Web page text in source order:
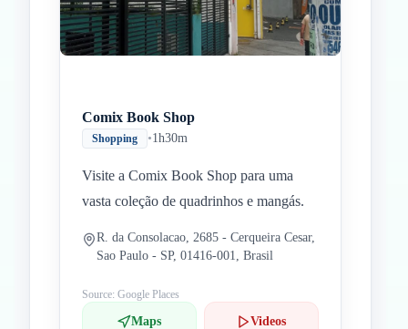
Comix Book Shop
Shopping •1h30m
Visite a Comix Book Shop para uma
vasta coleção de quadrinhos e mangás.
R. da Consolacao, 2685 - Cerqueira Cesar,
Sao Paulo - SP, 01416-001, Brasil
Source: Google Places
Maps Videos